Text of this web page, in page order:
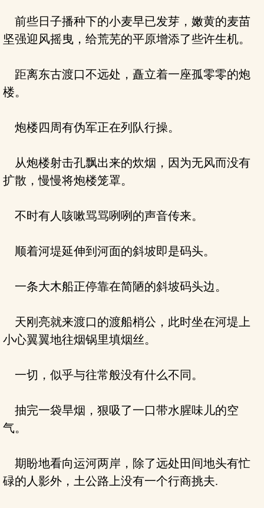
前些日子播种下的小麦早已发芽，嫩黄的麦苗
坚强迎风摇曳，给荒芜的平原增添了些许生机。
距离东古渡口不远处，矗立着一座孤零零的炮
楼。
炮楼四周有伪军正在列队行操。
从炮楼射击孔飘出来的炊烟，因为无风而没有
扩散，慢慢将炮楼笼罩。
不时有人咳嗽骂骂咧咧的声音传来。
顺着河堤延伸到河面的斜坡即是码头。
一条大木船正停靠在简陋的斜坡码头边。
天刚亮就来渡口的渡船梢公，此时坐在河堤上
小心翼翼地往烟锅里填烟丝。
一切，似乎与往常般没有什么不同。
抽完一袋旱烟，狠吸了一口带水腥味儿的空
气。
期盼地看向运河两岸，除了远处田间地头有忙
碌的人影外，土公路上没有一个行商挑夫.